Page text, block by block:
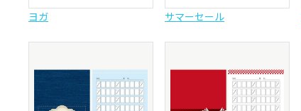
ヨガ サマーセール